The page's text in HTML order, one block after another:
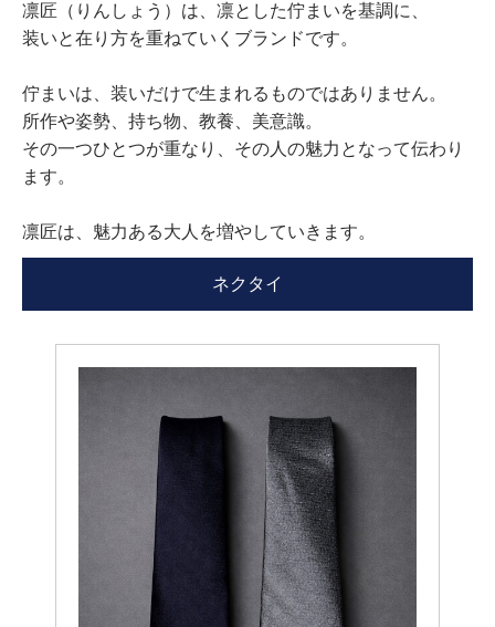
凛匠（りんしょう）は、凛とした佇まいを基調に、
装いと在り方を重ねていくブランドです。
佇まいは、装いだけで生まれるものではありません。
所作や姿勢、持ち物、教養、美意識。
その一つひとつが重なり、その人の魅力となって伝わり
ます。
凛匠は、魅力ある大人を増やしていきます。
ネクタイ